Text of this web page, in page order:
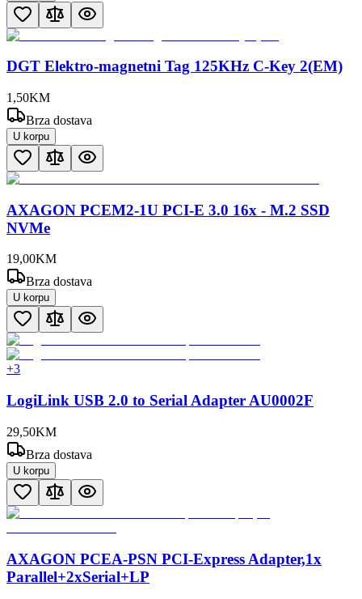
DGT Elektro-magnetni Tag 125KHz C-Key 2(EM)
1 ,50KM
Brza dostava
U korpu
AXAGON PCEM2-1U PCI-E 3.0 16x - M.2 SSD
NVMe
19,00KM
Brza dostava
U korpu
+3
LogiLink USB 2.0 to Serial Adapter AU0002F
29,50KM
Brza dostava
U korpu
AXAGON PCEA-PSN PCI-Express Adapter,1x
Parallel+2xSerial+LP